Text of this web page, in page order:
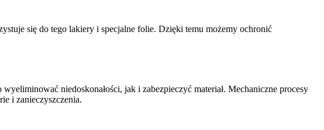
się do tego lakiery i specjalne folie. Dzięki temu możemy ochronić
niedoskonałości, jak i zabezpieczyć materiał. Mechaniczne procesy
i zanieczyszczenia.